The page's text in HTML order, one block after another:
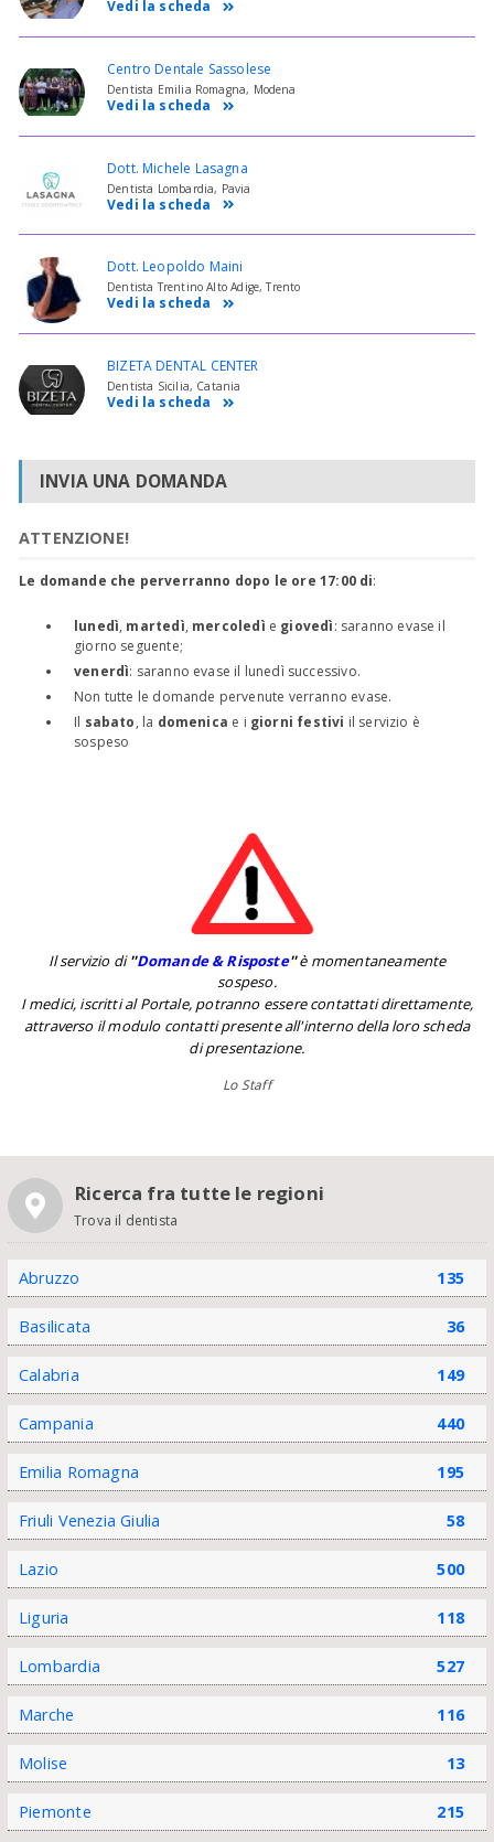
Vedi la scheda
Centro Dentale Sassolese
Dentista Emilia Romagna, Modena
Vedi la scheda
Dott. Michele Lasagna
Dentista Lombardia, Pavia
Vedi la scheda
Dott. Leopoldo Maini
Dentista Trentino Alto Adige, Trento
Vedi la scheda
BIZETA DENTAL CENTER
Dentista Sicilia, Catania
Vedi la scheda
INVIA UNA DOMANDA
ATTENZIONE!
Le domande che perverranno dopo le ore 17:00 di:
lunedì, martedì, mercoledì e giovedì: saranno evase il
giorno seguente;
venerdì: saranno evase il lunedì successivo.
Non tutte le domande pervenute verranno evase.
Il sabato, la domenica e i giorni festivi il servizio è
sospeso
Il servizio di''Domande & Risposte''è momentaneamente
sospeso.
I medici, iscritti al Portale, potranno essere contattati direttamente,
attraverso il modulo contatti presente all'interno della loro scheda
di presentazione.
Lo Staff
Ricerca fra tutte le regioni
Trova il dentista
Abruzzo 135
Basilicata 36
Calabria 149
Campania 440
Emilia Romagna 195
Friuli Venezia Giulia 58
Lazio 500
Liguria 118
Lombardia 527
Marche 116
Molise 13
Piemonte 215